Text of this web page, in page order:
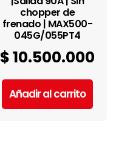
chopper de
frenado | MAX500-
045G/055PT4
$10.500.000
Añadir al carrito